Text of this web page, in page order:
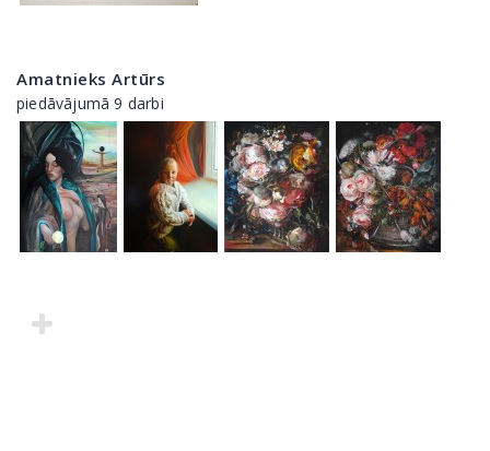
Amatnieks Artūrs
piedāvājumā 9 darbi